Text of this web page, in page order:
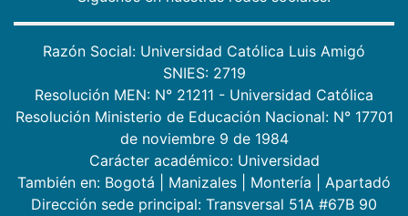
Razón Social: Universidad Católica Luis Amigó
SNIES: 2719
Resolución MEN: N° 21211 - Universidad Católica
Resolución Ministerio de Educación Nacional: N° 17701
de noviembre 9 de 1984
Carácter académico: Universidad
También en: Bogotá Manizales Montería
Apartadó
Dirección sede principal: Transversal 51A #67B 90